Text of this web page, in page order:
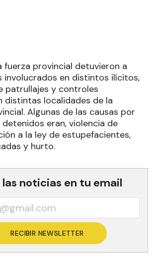
fuerza provincial detuvieron a
involucrados en distintos ilícitos,
patrullajes y controles
distintas localidades de la
Algunas de las causas por
eran, violencia de
a la ley de estupefacientes,
y hurto.
las noticias en tu email
RECIBIR NEWSLETTER